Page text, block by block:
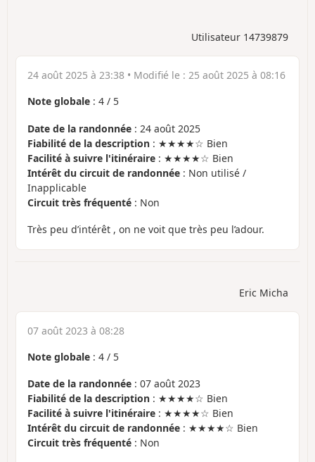
Utilisateur 14739879
24 août 2025 à 23:38 • Modifié le : 25 août 2025 à 08:16
Note globale : 4 / 5
Date de la randonnée : 24 août 2025
Fiabilité de la description : ★★★★☆ Bien
Facilité à suivre l'itinéraire : ★★★★☆ Bien
Intérêt du circuit de randonnée : Non utilisé /
Inapplicable
Circuit très fréquenté : Non
Très peu d’intérêt , on ne voit que très peu l’adour.
Eric Micha
07 août 2023 à 08:28
Note globale : 4 / 5
Date de la randonnée : 07 août 2023
Fiabilité de la description : ★★★★☆ Bien
Facilité à suivre l'itinéraire : ★★★★☆ Bien
Intérêt du circuit de randonnée : ★★★★☆ Bien
Circuit très fréquenté : Non